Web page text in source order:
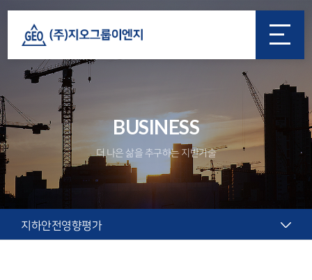
BUSINESS
더 나은 삶을 추구하는 지반기술
지하안전영향평가